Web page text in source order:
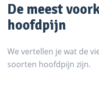
De meest
hoofdpijn
We vertellen je wat de
soorten hoofdpijn zijn.